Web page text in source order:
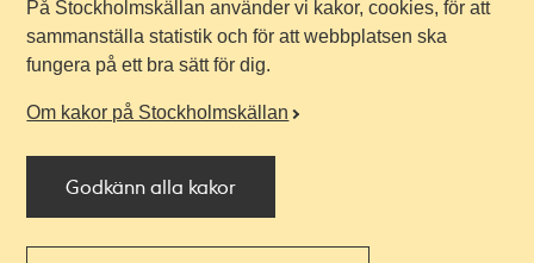
På Stockholmskällan använder vi kakor, cookies, för att
sammanställa statistik och för att webbplatsen ska
fungera på ett bra sätt för dig.
Om kakor på Stockholmskällan
Godkänn alla kakor